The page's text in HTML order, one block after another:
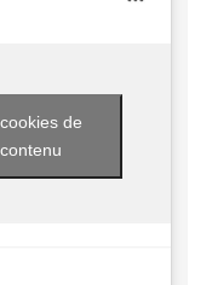
de